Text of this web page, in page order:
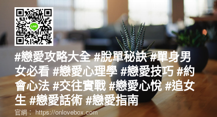
要
#戀愛攻略大全 #脫單秘訣 #單身男
女必看 #戀愛心理學 #戀愛技巧 #約
會心法 #交往實戰 #戀愛心悅 #追女
生 #戀愛話術 #戀愛指南
官網： https://onlovebox.com